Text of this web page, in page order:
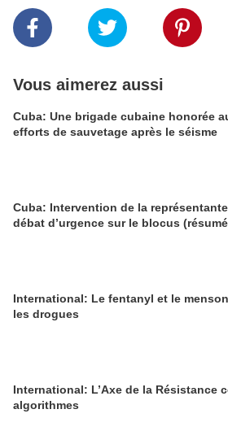
Vous aimerez aussi
Cuba: Une brigade cubaine honorée
efforts de sauvetage après le séisme
Cuba: Intervention de la
débat d’urgence sur le blocus
International: Le fentanyl et le
les drogues
International: L’Axe de la Résistance
algorithmes